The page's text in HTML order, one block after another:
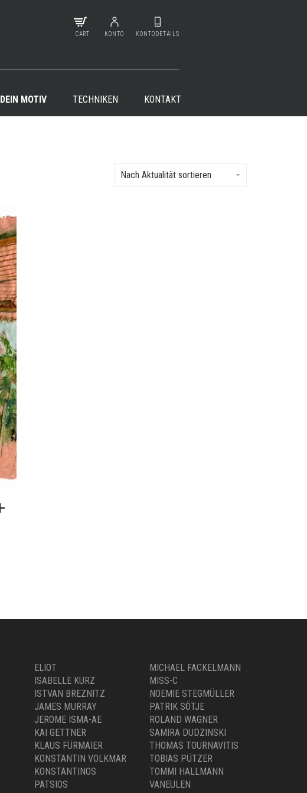
CART KONTO KONTODETAILS
DEIN MOTIV TECHNIKEN KONTAKT
Nach Aktualität sortieren
ELIOT
ISABELLE KURZ
ISTVAN BREZNITZ
JAMES MURRAY
JEROME ISMA-AE
KAI GETTNER
KLAUS FÜRMAIER
KONSTANTIN VOLKMAR
KONSTANTINOS
PATSIOS
MICHAEL FACKELMANN
MISS-C
NOEMIE STEGMÜLLER
PATRIK SÖTJE
ROLAND WAGNER
SAMIRA DUDZINSKI
THOMAS TOURNAVITIS
TOBIAS PÜTZER
TOMMI HALLMANN
VANEULEN